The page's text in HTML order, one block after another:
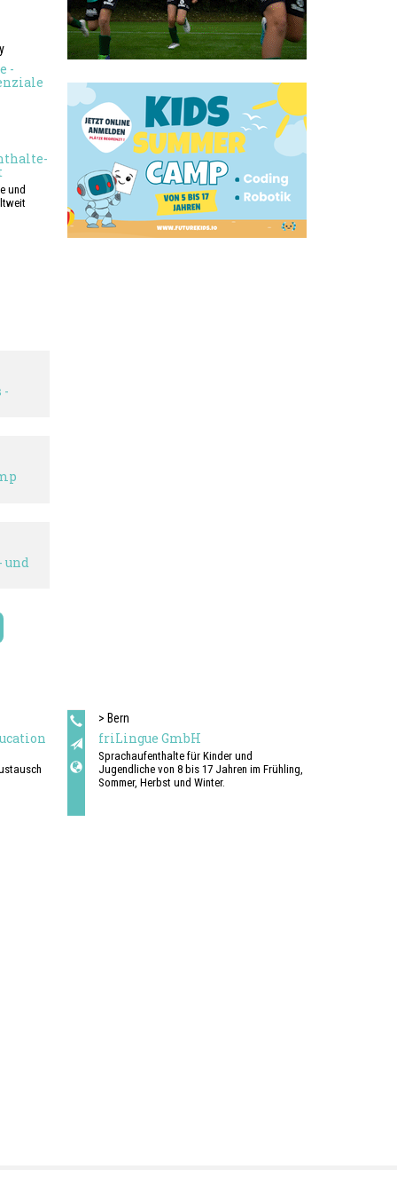
-
und
-
und
> Bern
friLingue GmbH
Sprachaufenthalte für Kinder und
Jugendliche von 8 bis 17 Jahren im Frühling,
Sommer, Herbst und Winter.